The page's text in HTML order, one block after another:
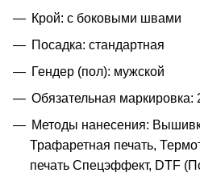
Крой: с боковыми швами
Посадка: стандартная
Гендер (пол): мужской
Обязательная маркировка:
Методы нанесения:
Трафаретная печать,
печать Спецэффект, DTF